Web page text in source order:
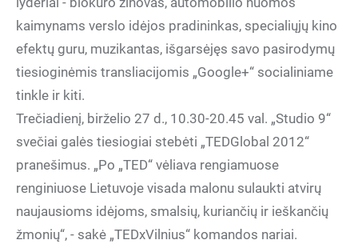
kaimynams verslo idėjos pradininkas, specialiųjų kino
efektų guru, muzikantas, išgarsėjęs savo pasirodymų
tiesioginėmis transliacijomis „Google+“ socialiniame
tinkle ir kiti.
Trečiadienį, birželio 27 d., 10.30-20.45 val. „Studio 9“
svečiai galės tiesiogiai stebėti „TEDGlobal 2012“
pranešimus. „Po „TED“ vėliava rengiamuose
renginiuose Lietuvoje visada malonu sulaukti atvirų
naujausioms idėjoms, smalsių, kuriančių ir ieškančių
žmonių“, - sakė „TEDxVilnius“ komandos nariai.